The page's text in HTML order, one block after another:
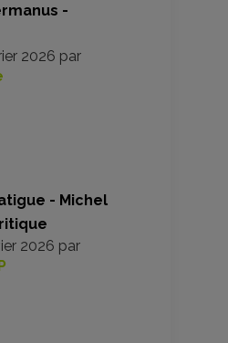
-
2026 par
- Michel
2026 par